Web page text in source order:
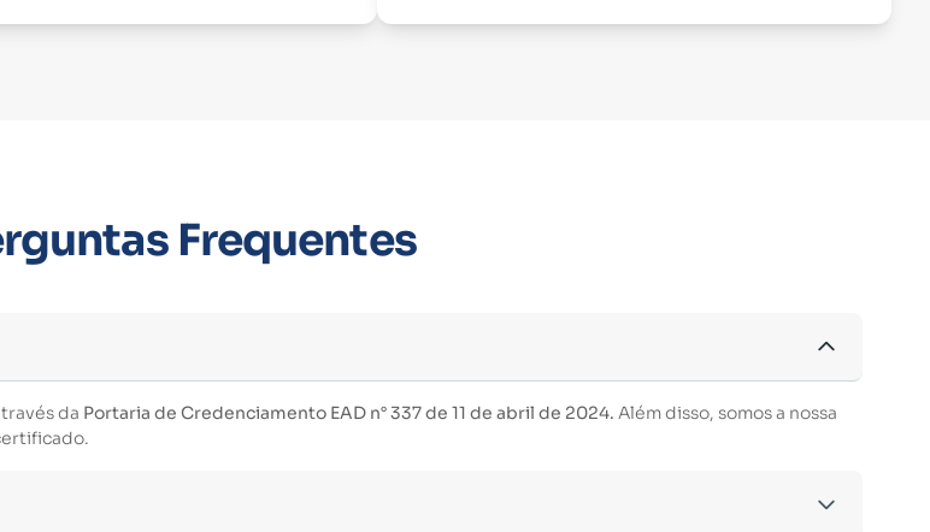
Frequentes
da Portaria de Credenciamento EAD n° 337 de 11 de abril de 2024. Além disso, somos a nossa